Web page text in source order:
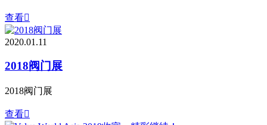
查看
2020.01.11
2018阀门展
2018阀门展
查看